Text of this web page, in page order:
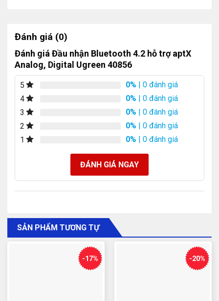
Đánh giá (0)
Đánh giá Đầu nhận Bluetooth 4.2 hỗ trợ aptX
Analog, Digital Ugreen 40856
5 0% | 0 đánh giá
4
0% | 0 đánh giá
3
0% | 0 đánh giá
2
0% | 0 đánh giá
1
0% | 0 đánh giá
ĐÁNH GIÁ NGAY
SẢN PHẨM TƯƠNG TỰ
-17% -20%